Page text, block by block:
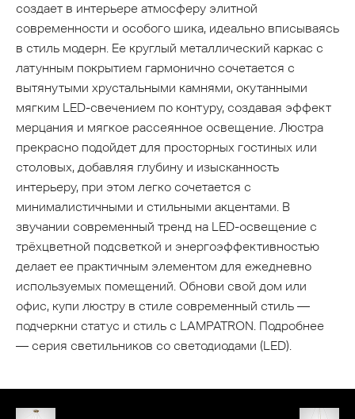
создает в интерьере атмосферу элитной
современности и особого шика, идеально вписываясь
в стиль модерн. Ее круглый металлический каркас с
латунным покрытием гармонично сочетается с
вытянутыми хрустальными камнями, окутанными
мягким LED-свечением по контуру, создавая эффект
мерцания и мягкое рассеянное освещение. Люстра
прекрасно подойдет для просторных гостиных или
столовых, добавляя глубину и изысканность
интерьеру, при этом легко сочетается с
минималистичными и стильными акцентами. В
звучании современный тренд на LED-освещение с
трёхцветной подсветкой и энергоэффективностью
делает ее практичным элементом для ежедневно
используемых помещений. Обнови свой дом или
офис, купи люстру в стиле современный стиль —
подчеркни статус и стиль с LAMPATRON. Подробнее
— серия светильников со светодиодами (LED).